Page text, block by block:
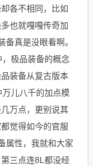
各不相同，比如
也就嘎嘎传奇加
真是没眼看啊。
极品装备的概念
装备从复古版本
儿八千的加点模
万点，更别说其
觉得如今的官服
属性，我就和大家
三点连8L都没经